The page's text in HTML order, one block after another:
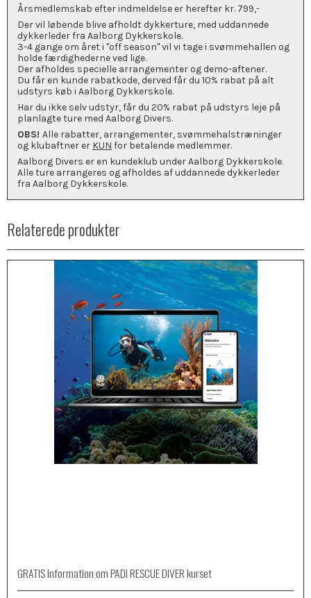
Årsmedlemskab efter indmeldelse er herefter kr. 799,-
Der vil løbende blive afholdt dykkerture, med uddannede
dykkerleder fra Aalborg Dykkerskole.
3-4 gange om året i "off season" vil vi tage i svømmehallen og
holde færdighederne ved lige.
Der afholdes specielle arrangementer og demo-aftener.
Du får en kunde rabatkode, derved får du 10% rabat på alt
udstyrs køb i Aalborg Dykkerskole.
Har du ikke selv udstyr, får du 20% rabat på udstyrs leje på
planlagte ture med Aalborg Divers.
OBS! Alle rabatter, arrangementer, svømmehalstræninger
og klubaftner er KUN for betalende medlemmer.
Aalborg Divers er en kundeklub under Aalborg Dykkerskole.
Alle ture arrangeres og afholdes af uddannede dykkerleder
fra Aalborg Dykkerskole.
Relaterede produkter
GRATIS Information om PADI RESCUE DIVER kurset